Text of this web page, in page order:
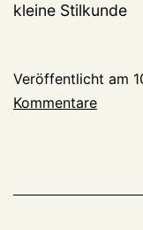
kleine Stilkunde
Veröffentlicht am
Kommentare